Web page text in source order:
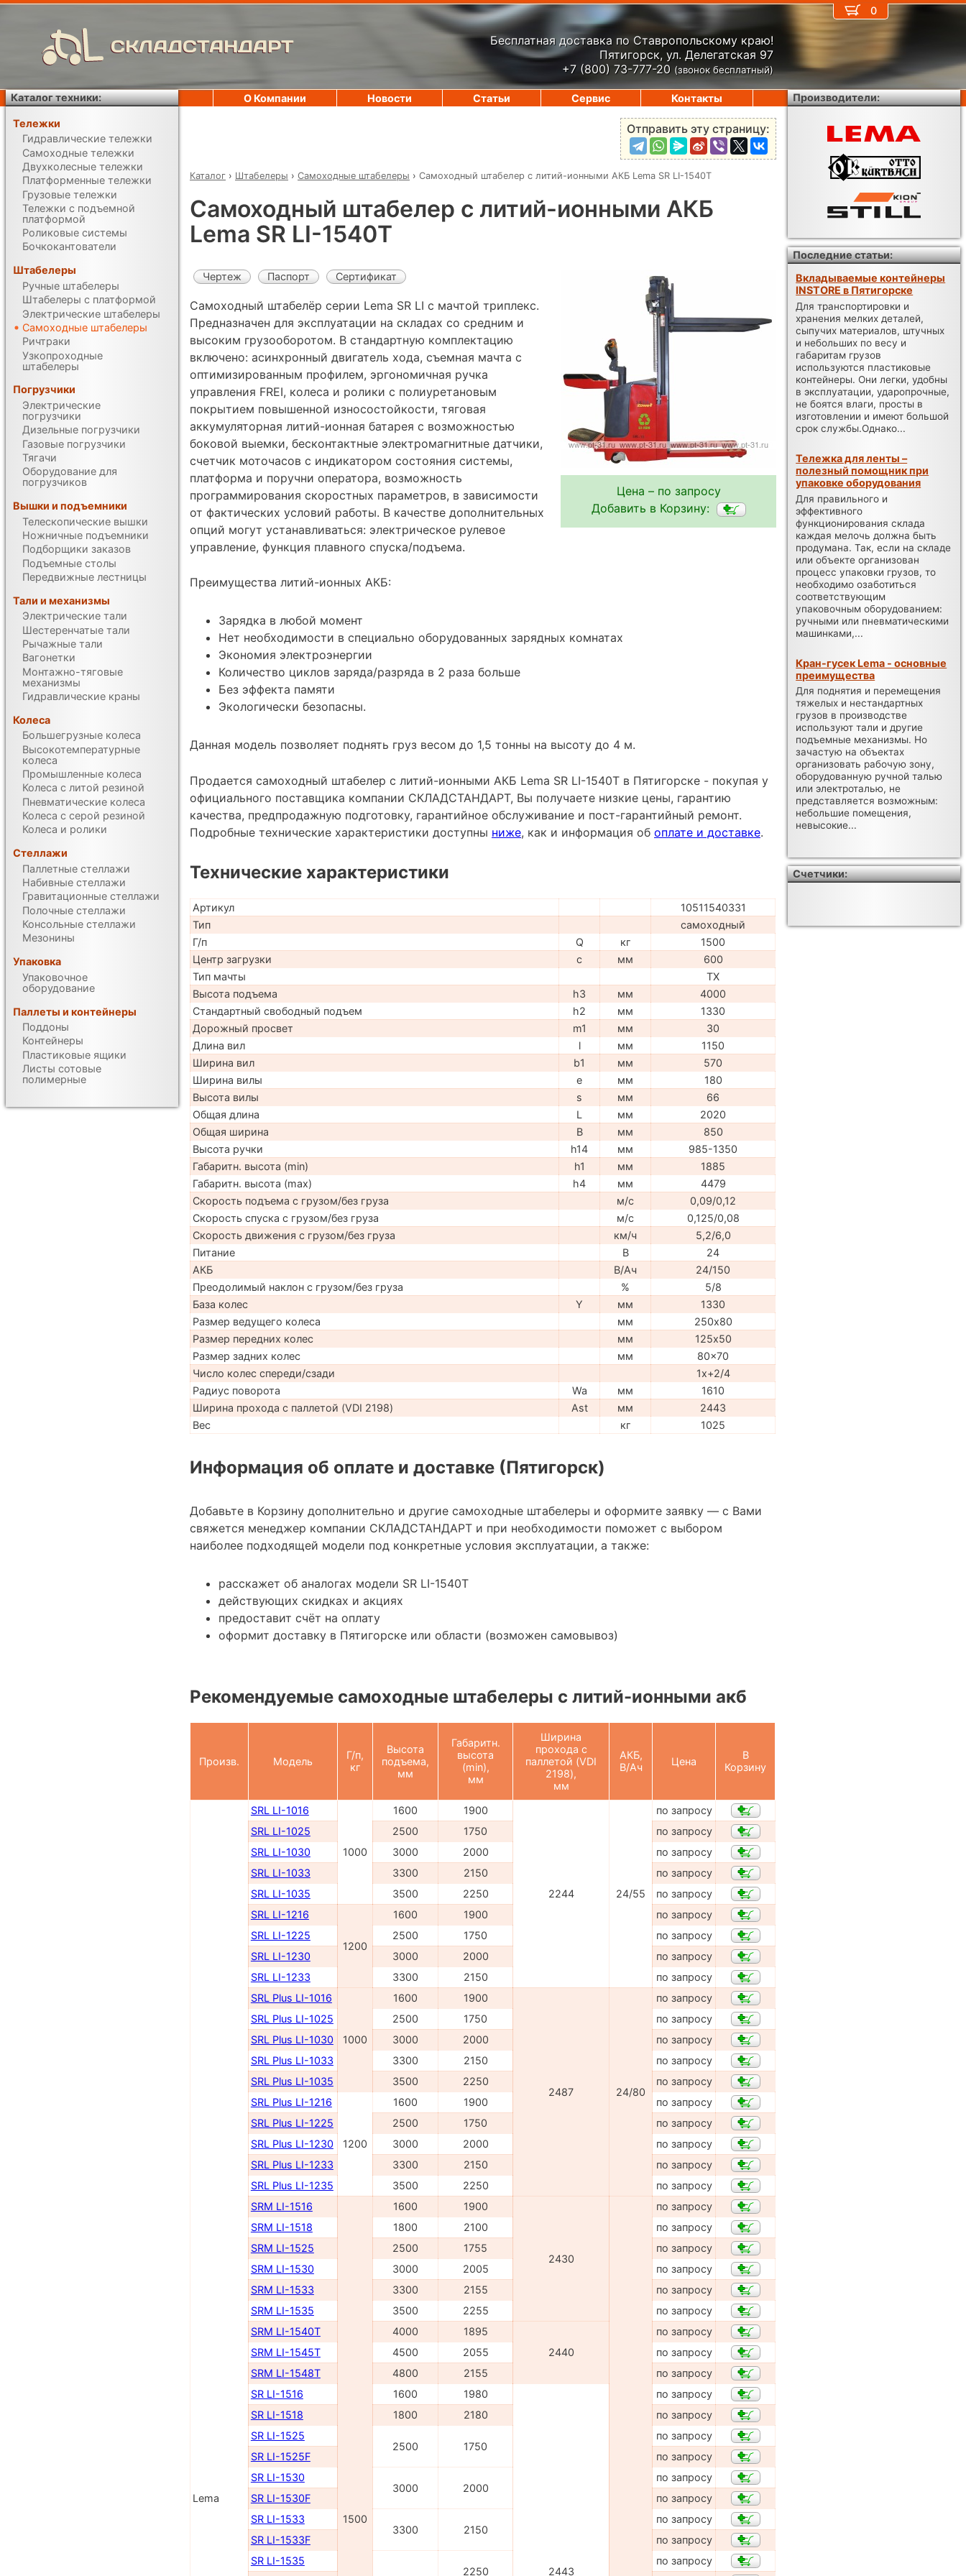
СКЛАДСТАНДАРТ
Бесплатная доставка по Ставропольскому краю!
Пятигорск, ул. Делегатская 97
+7 (800) 73-777-20 (звонок бесплатный)
Отправить эту страницу:
Каталог › Штабелеры › Самоходные штабелеры › Самоходный штабелер с литий-ионными АКБ Lema SR LI-1540Т
Самоходный штабелер с литий-ионными АКБ
Lema SR LI-1540Т
Цена – по запросу
Добавить в Корзину:
Чертеж Паспорт Сертификат
Самоходный штабелёр серии Lema SR LI с мачтой триплекс.
Предназначен для эксплуатации на складах со средним и
высоким грузооборотом. В стандартную комплектацию
включено: асинхронный двигатель хода, съемная мачта с
оптимизированным профилем, эргономичная ручка
управления FREI, колеса и ролики с полиуретановым
покрытием повышенной износостойкости, тяговая
аккумуляторная литий-ионная батарея с возможностью
боковой выемки, бесконтактные электромагнитные датчики,
счетчик моточасов с индикатором состояния системы,
платформа и поручни оператора, возможность
программирования скоростных параметров, в зависимости
от фактических условий работы. В качестве дополнительных
опций могут устанавливаться: электрическое рулевое
управление, функция плавного спуска/подъема.
Преимущества литий-ионных АКБ:
Зарядка в любой момент
Нет необходимости в специально оборудованных зарядных комнатах
Экономия электроэнергии
Количество циклов заряда/разряда в 2 раза больше
Без эффекта памяти
Экологически безопасны.
Данная модель позволяет поднять груз весом до 1,5 тонны на высоту до 4 м.
Продается самоходный штабелер с литий-ионными АКБ Lema SR LI-1540Т в Пятигорске - покупая у
официального поставщика компании СКЛАДСТАНДАРТ, Вы получаете низкие цены, гарантию
качества, предпродажную подготовку, гарантийное обслуживание и пост-гарантийный ремонт.
Подробные технические характеристики доступны ниже, как и информация об оплате и доставке.
Технические характеристики
Артикул
10511540331
Тип
самоходный
Г/п
Q кг
1500
Центр загрузки
c мм
600
Тип мачты
TX
Высота подъема
h3 мм
4000
Стандартный свободный подъем
h2 мм
1330
Дорожный просвет
m1 мм
30
Длина вил
l мм
1150
Ширина вил
b1 мм
570
Ширина вилы
e мм
180
Высота вилы
s мм
66
Общая длина
L мм
2020
Общая ширина
B мм
850
Высота ручки
h14 мм
985-1350
Габаритн. высота (min)
h1 мм
1885
Габаритн. высота (max)
h4 мм
4479
Скорость подъема с грузом/без груза
м/с
0,09/0,12
Скорость спуска с грузом/без груза
м/с
0,125/0,08
Скорость движения с грузом/без груза
км/ч
5,2/6,0
Питание
В
24
АКБ
В/Ач
24/150
Преодолимый наклон с грузом/без груза
%
5/8
База колес
Y мм
1330
Размер ведущего колеса
мм
250х80
Размер передних колес
мм
125х50
Размер задних колес
мм
80x70
Число колес спереди/сзади
1x+2/4
Радиус поворота
Wa мм
1610
Ширина прохода с паллетой (VDI 2198)
Ast мм
2443
Вес
кг 1025
Информация об оплате и доставке (Пятигорск)
Добавьте в Корзину дополнительно и другие самоходные штабелеры и оформите заявку — с Вами
свяжется менеджер компании СКЛАДСТАНДАРТ и при необходимости поможет с выбором
наиболее подходящей модели под конкретные условия эксплуатации, а также:
расскажет об аналогах модели SR LI-1540Т
действующих скидках и акциях
предоставит счёт на оплату
оформит доставку в Пятигорске или области (возможен самовывоз)
Рекомендуемые самоходные штабелеры с литий-ионными акб
Произв. Модель
Г/п,
кг
Высота
подъема,
мм
Габаритн.
высота
(min),
мм
Ширина
прохода с
паллетой (VDI
2198),
мм
АКБ,
В/Ач
Цена
В
Корзину
Lema
SRL LI-1016
1000
1600 1900
2244 24/55
по запросу
SRL LI-1025
2500 1750
по запросу
SRL LI-1030
3000 2000
по запросу
SRL LI-1033
3300 2150
по запросу
SRL LI-1035
3500 2250
по запросу
SRL LI-1216
1200
1600 1900
по запросу
SRL LI-1225
2500 1750
по запросу
SRL LI-1230
3000 2000
по запросу
SRL LI-1233
3300 2150
по запросу
SRL Plus LI-1016
1000
1600 1900
2487 24/80
по запросу
SRL Plus LI-1025
2500 1750
по запросу
SRL Plus LI-1030
3000 2000
по запросу
SRL Plus LI-1033
3300 2150
по запросу
SRL Plus LI-1035
3500 2250
по запросу
SRL Plus LI-1216
1200
1600 1900
по запросу
SRL Plus LI-1225
2500 1750
по запросу
SRL Plus LI-1230
3000 2000
по запросу
SRL Plus LI-1233
3300 2150
по запросу
SRL Plus LI-1235
3500 2250
по запросу
SRM LI-1516
1500
1600 1900
2430
по запросу
SRM LI-1518
1800 2100
по запросу
SRM LI-1525
2500 1755
по запросу
SRM LI-1530
3000 2005
по запросу
SRM LI-1533
3300 2155
по запросу
SRM LI-1535
3500 2255
по запросу
SRM LI-1540Т
4000
1895
2440
по запросу
SRM LI-1545Т
4500 2055
по запросу
SRM LI-1548Т
4800 2155
по запросу
SR LI-1516
1600 1980
2443
по запросу
SR LI-1518
1800 2180
по запросу
SR LI-1525
2500
1750
по запросу
SR LI-1525F
по запросу
SR LI-1530
3000
2000
по запросу
SR LI-1530F
по запросу
SR LI-1533
3300
2150
по запросу
SR LI-1533F
по запросу
SR LI-1535
2250
по запросу
0
О Компании Новости Статьи Сервис Контакты
Каталог техники:
Тележки
Гидравлические тележки
Самоходные тележки
Двухколесные тележки
Платформенные тележки
Грузовые тележки
Тележки с подъемной
платформой
Роликовые системы
Бочкокантователи
Штабелеры
Ручные штабелеры
Штабелеры с платформой
Электрические штабелеры
Самоходные штабелеры
Ричтраки
Узкопроходные
штабелеры
Погрузчики
Электрические
погрузчики
Дизельные погрузчики
Газовые погрузчики
Тягачи
Оборудование для
погрузчиков
Вышки и подъемники
Телескопические вышки
Ножничные подъемники
Подборщики заказов
Подъемные столы
Передвижные лестницы
Тали и механизмы
Электрические тали
Шестеренчатые тали
Рычажные тали
Вагонетки
Монтажно-тяговые
механизмы
Гидравлические краны
Колеса
Большегрузные колеса
Высокотемпературные
колеса
Промышленные колеса
Колеса с литой резиной
Пневматические колеса
Колеса с серой резиной
Колеса и ролики
Стеллажи
Паллетные стеллажи
Набивные стеллажи
Гравитационные стеллажи
Полочные стеллажи
Консольные стеллажи
Мезонины
Упаковка
Упаковочное
оборудование
Паллеты и контейнеры
Поддоны
Контейнеры
Пластиковые ящики
Листы сотовые
полимерные
Производители:
Последние статьи:
Вкладываемые контейнеры
INSTORE в Пятигорске
Для транспортировки и
хранения мелких деталей,
сыпучих материалов, штучных
и небольших по весу и
габаритам грузов
используются пластиковые
контейнеры. Они легки, удобны
в эксплуатации, ударопрочные,
не боятся влаги, просты в
изготовлении и имеют большой
срок службы.Однако...
Тележка для ленты –
полезный помощник при
упаковке оборудования
Для правильного и
эффективного
функционирования склада
каждая мелочь должна быть
продумана. Так, если на складе
или объекте организован
процесс упаковки грузов, то
необходимо озаботиться
соответствующим
упаковочным оборудованием:
ручными или пневматическими
машинками,...
Кран-гусек Lema - основные
преимущества
Для поднятия и перемещения
тяжелых и нестандартных
грузов в производстве
используют тали и другие
подъемные механизмы. Но
зачастую на объектах
организовать рабочую зону,
оборудованную ручной талью
или электроталью, не
представляется возможным:
небольшие помещения,
невысокие...
Счетчики: